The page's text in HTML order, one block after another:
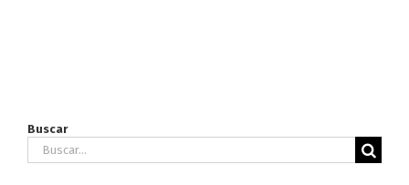
Buscar
Buscar: